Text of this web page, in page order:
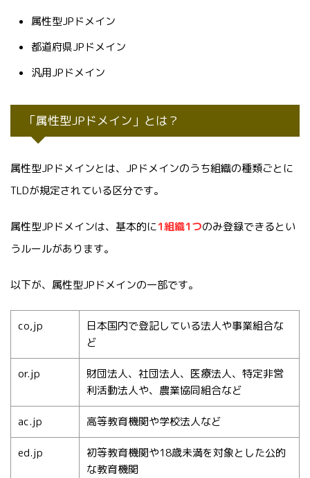
属性型JPドメイン
都道府県JPドメイン
汎用JPドメイン
「属性型JPドメイン」とは？
属性型JPドメインとは、JPドメインのうち組織の種類ごとに
TLDが規定されている区分です。
属性型JPドメインは、基本的に1組織1つのみ登録できるとい
うルールがあります。
以下が、属性型JPドメインの一部です。
co,jp
日本国内で登記している法人や事業組合な
ど
or.jp
財団法人、社団法人、医療法人、特定非営
利活動法人や、農業協同組合など
ac.jp 高等教育機関や学校法人など
ed.jp
初等教育機関や18歳未満を対象とした公的
な教育機関